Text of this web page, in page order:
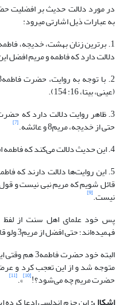
به عبارات ذیل اشارتی می‏رود:
1. برترین زنان بهشت، خدیجه،
دلالت دارد که فاطمه و مریم افضل
(عینی، بی‏تا، 16: 154).
حتی از خدیجه، مریم8 و عائشه. [7]
4. این حدیث دلالت می‌کند که فاطمه افضل از مریم8 است.
5. این روایت‌ها دلالت دارند که
قائل شویم که مریم نبی نیست و
نیست.[9]
پس خود علمای اهل سنت از لفظ
فهمیده‌اند؛ حتی افضل از مریم3 ولو قائل شویم که او نبی است.
البته خود
متوجه شد و از این تعجب کرد و
حضرت مریم چه می‌شود؟![10]
».
[11]